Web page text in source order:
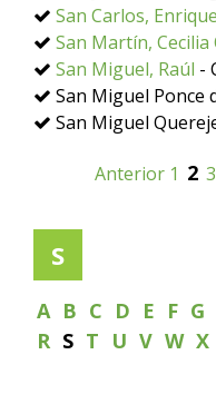
San Carlos, Enrique
San Martín,
San Miguel, Raúl -
San Miguel Ponce
San Miguel
Anterior 1 2 3
S
A B C D E F G
R S T U V W X